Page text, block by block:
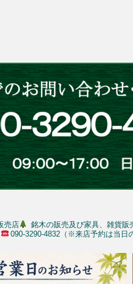
売店 銘木の販売及び家具、雑貨販
090-3290-4832（※来店予約は当日